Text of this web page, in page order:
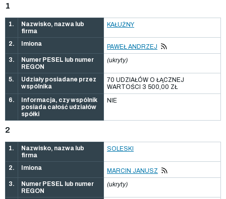
1
1.
Nazwisko, nazwa lub
firma
KAŁUŻNY
2. Imiona
PAWEŁ ANDRZEJ
3.
Numer PESEL lub numer
REGON
(ukryty)
5.
Udziały posiadane przez
wspólnika
70 UDZIAŁÓW O ŁĄCZNEJ
WARTOŚCI 3 500,00 ZŁ
6.
Informacja, czy wspólnik
posiada całość udziałów
spółki
NIE
2
1.
Nazwisko, nazwa lub
firma
SOLESKI
2. Imiona
MARCIN JANUSZ
3.
Numer PESEL lub numer
REGON
(ukryty)